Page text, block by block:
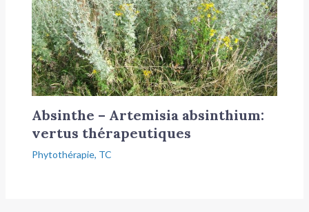
Absinthe – Artemisia absinthium:
vertus thérapeutiques
Phytothérapie, TC